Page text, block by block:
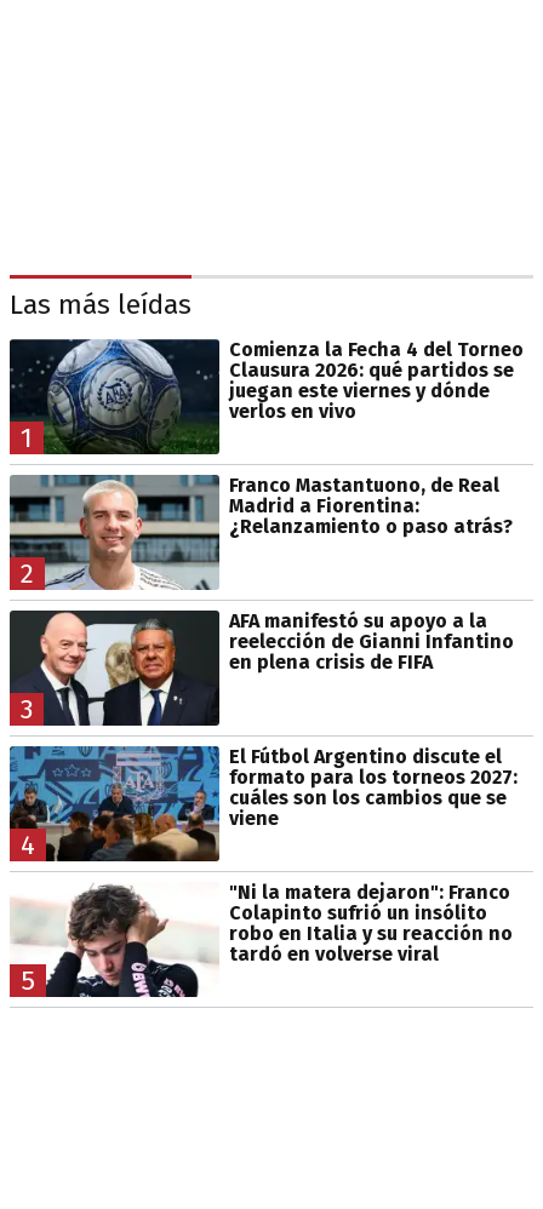
Las más leídas
1
Comienza la Fecha 4 del Torneo
Clausura 2026: qué partidos se
juegan este viernes y dónde
verlos en vivo
2
Franco Mastantuono, de Real
Madrid a Fiorentina:
¿Relanzamiento o paso atrás?
3
AFA manifestó su apoyo a la
reelección de Gianni Infantino
en plena crisis de FIFA
4
El Fútbol Argentino discute el
formato para los torneos 2027:
cuáles son los cambios que se
viene
5
"Ni la matera dejaron": Franco
Colapinto sufrió un insólito
robo en Italia y su reacción no
tardó en volverse viral